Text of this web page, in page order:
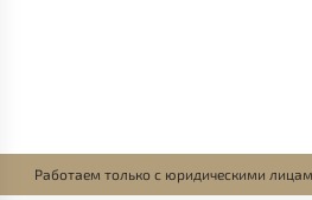
Работаем только с юридическими